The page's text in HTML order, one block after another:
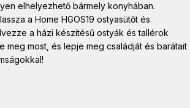
elhelyezhető bármely konyhában.
a Home HGOS19 ostyasütőt és
a házi készítésű ostyák és tallérok
meg most, és lepje meg családját és barátait